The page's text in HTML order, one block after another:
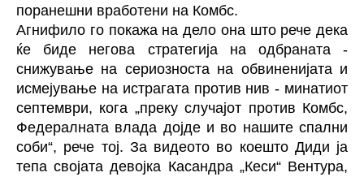
поранешни вработени на Комбс.
Агнифило го покажа на дело она што рече дека
ќе биде негова стратегија на одбраната -
снижување на сериозноста на обвиненијата и
исмејување на истрагата против нив - минатиот
септември, кога „преку случајот против Комбс,
Федералната влада дојде и во нашите спални
соби“, рече тој. За видеото во коешто Диди ја
тепа својата девојка Касандра „Кеси“ Вентура,